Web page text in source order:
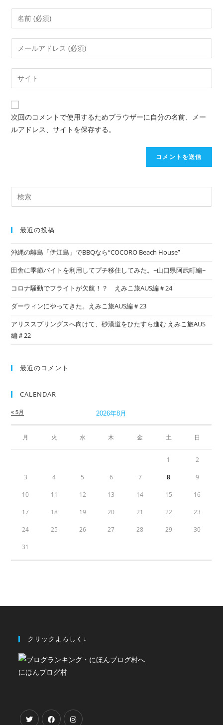
次回のコメントで使用するためブラウザーに自分の名前、メー
ルアドレス、サイトを保存する。
最近の投稿
沖縄の離島「伊江島」でBBQなら“COCORO Beach House”
田舎に季節バイトを利用してプチ移住してみた。~山口県阿武町編~
コロナ騒動でフライトが欠航！？ えみこ旅AUS編＃24
ダーウィンにやってきた。えみこ旅AUS編＃23
アリススプリングスへ向けて、砂漠道をひたすら進む えみこ旅AUS
編＃22
最近のコメント
CALENDAR
2026年8月
月 火 水 木 金 土 日
« 5月
1 2
3 4 5 6 7 8 9
10 11 12 13 14 15 16
17 18 19 20 21 22 23
24 25 26 27 28 29 30
31
クリックよろしく↓
にほんブログ村